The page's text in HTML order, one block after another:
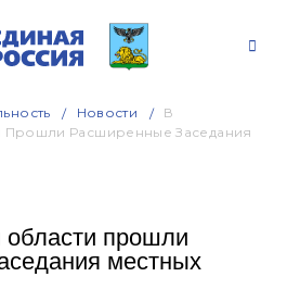
Новости
В
Прошли Расширенные Заседания
области прошли
местных